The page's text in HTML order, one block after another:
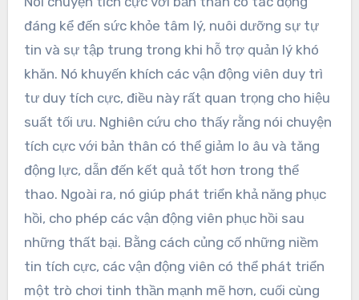
đáng kể đến sức khỏe tâm lý, nuôi dưỡng sự tự
tin và sự tập trung trong khi hỗ trợ quản lý khó
khăn. Nó khuyến khích các vận động viên duy trì
tư duy tích cực, điều này rất quan trọng cho hiệu
suất tối ưu. Nghiên cứu cho thấy rằng nói chuyện
tích cực với bản thân có thể giảm lo âu và tăng
động lực, dẫn đến kết quả tốt hơn trong thể
thao. Ngoài ra, nó giúp phát triển khả năng phục
hồi, cho phép các vận động viên phục hồi sau
những thất bại. Bằng cách củng cố những niềm
tin tích cực, các vận động viên có thể phát triển
một trò chơi tinh thần mạnh mẽ hơn, cuối cùng